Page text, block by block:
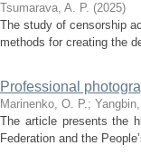
Tsumarava, A. P. (2025)
The study of censorship
methods for creating the
Professional
Marinenko, O. P.;
The article presents the
Federation and the